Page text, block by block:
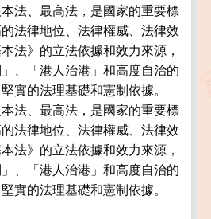
本法、最高法，是國家的重要標
法律地位、法律權威、法律效
法》的立法依據和效力來源，
、「港人治港」和高度自治的
實的法理基礎和憲制依據。
本法、最高法，是國家的重要標
法律地位、法律權威、法律效
法》的立法依據和效力來源，
、「港人治港」和高度自治的
實的法理基礎和憲制依據。